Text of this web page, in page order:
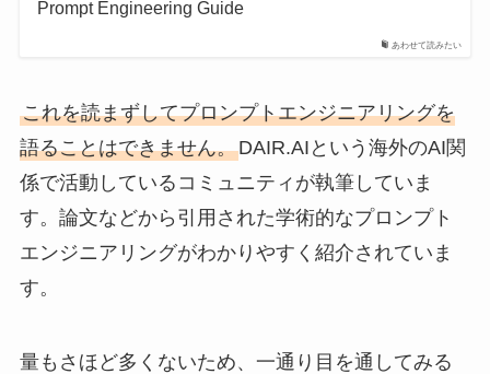
あわせて読みたい
Prompt Engineering Guide
これを読まずしてプロンプトエンジニアリングを
語ることはできません。DAIR.AIという海外のAI関
係で活動しているコミュニティが執筆していま
す。論文などから引用された学術的なプロンプト
エンジニアリングがわかりやすく紹介されていま
す。
量もさほど多くないため、一通り目を通してみる